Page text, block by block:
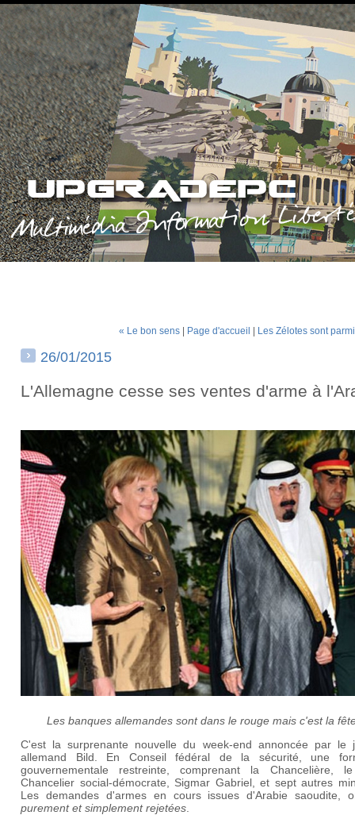
« Le bon sens Page d'accueil Les Zélotes sont
26/01/2015
L'Allemagne cesse ses ventes d'arme à
Les banques allemandes sont dans le rouge mais c'est la
C'est la surprenante nouvelle du week-end annoncée par le
allemand Bild. En Conseil fédéral de la sécurité, une
gouvernementale restreinte, comprenant la Chancelière,
Chancelier social-démocrate, Sigmar Gabriel, et sept autres
Les demandes d'armes en cours issues d'Arabie saoudite,
purement et simplement rejetées